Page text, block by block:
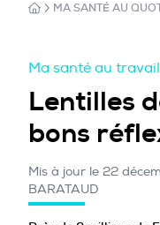
MON
MA SANTÉ AU
Ma santé au travail
Lentilles
bons
Mis à jour le 22
BARATAUD